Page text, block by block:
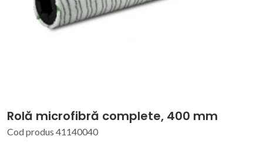
Rolă microfibră complete, 400 mm
Cod produs 41140040